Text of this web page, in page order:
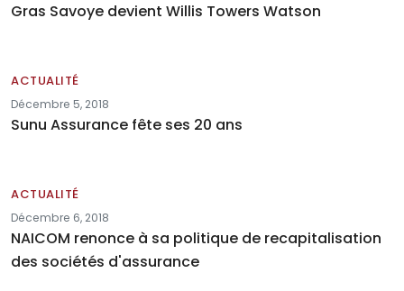
Gras Savoye devient Willis Towers Watson
ACTUALITÉ
Décembre 5, 2018
Sunu Assurance fête ses 20 ans
ACTUALITÉ
Décembre 6, 2018
NAICOM renonce à sa politique de recapitalisation
des sociétés d'assurance